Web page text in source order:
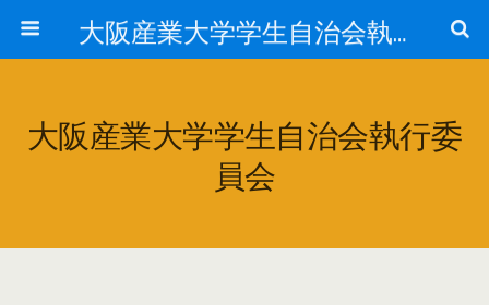
大阪産業大学学生自治会執行委員会
大阪産業大学学生自治会執行委
員会